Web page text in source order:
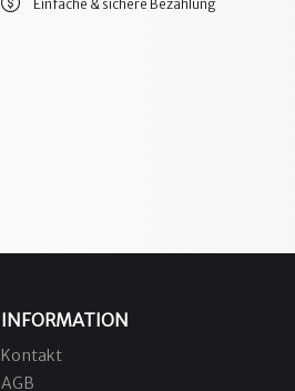
Einfache & sichere Bezahlung
INFORMATION
Kontakt
AGB